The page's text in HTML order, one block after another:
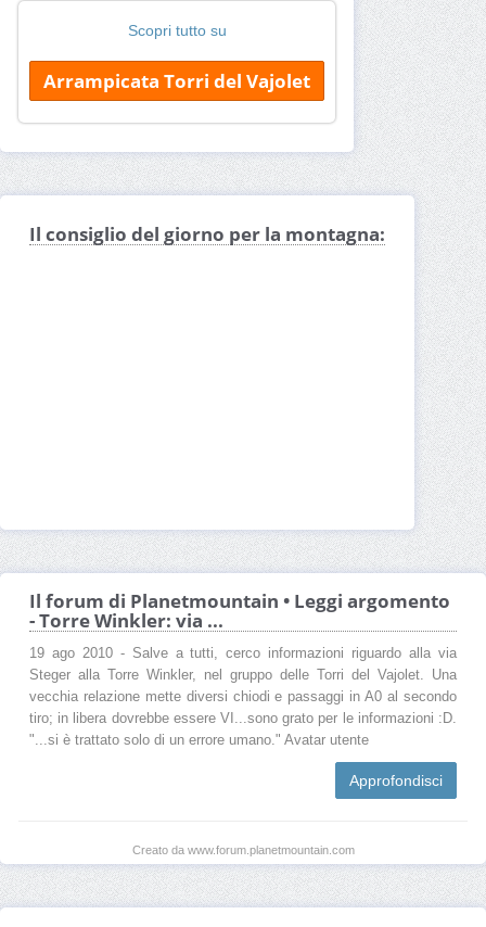
Scopri tutto su
Arrampicata Torri del Vajolet
Il consiglio del giorno per la montagna:
Il forum di Planetmountain • Leggi argomento
- Torre Winkler: via ...
19 ago 2010 - Salve a tutti, cerco informazioni riguardo alla via
Steger alla Torre Winkler, nel gruppo delle Torri del Vajolet. Una
vecchia relazione mette diversi chiodi e passaggi in A0 al secondo
tiro; in libera dovrebbe essere VI...sono grato per le informazioni :D.
"...si è trattato solo di un errore umano." Avatar utente
Approfondisci
Creato da www.forum.planetmountain.com